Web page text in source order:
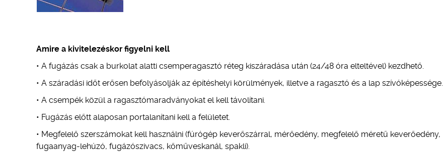
Amire a kivitelezéskor figyelni kell
• A fugázás csak a burkolat alatti csemperagasztó réteg kiszáradása után (24/48 óra elteltével) kezdhető.
• A száradási időt erősen befolyásolják az építéshelyi körülmények, illetve a ragasztó és a lap szívóképessége.
• A csempék közül a ragasztómaradványokat el kell távolítani.
• Fugázás előtt alaposan portalanítani kell a felületet.
• Megfelelő szerszámokat kell használni (fúrógép keverőszárral, mérőedény, megfelelő méretű keverőedény,
fugaanyag-lehúzó, fugázószivacs, kőműveskanál, spakli).